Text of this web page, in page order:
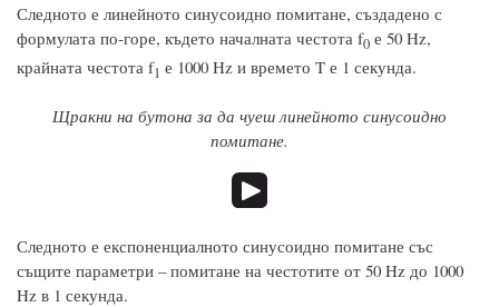
Следното е линейното синусоидно помитане, създадено с
формулата по-горе, където началната честота f0 е 50 Hz,
крайната честота f1 е 1000 Hz и времето T е 1 секунда.
Щракни на бутона за да чуеш линейното синусоидно
помитане.
Следното е експоненциалното синусоидно помитане със
същите параметри – помитане на честотите от 50 Hz до 1000
Hz в 1 секунда.